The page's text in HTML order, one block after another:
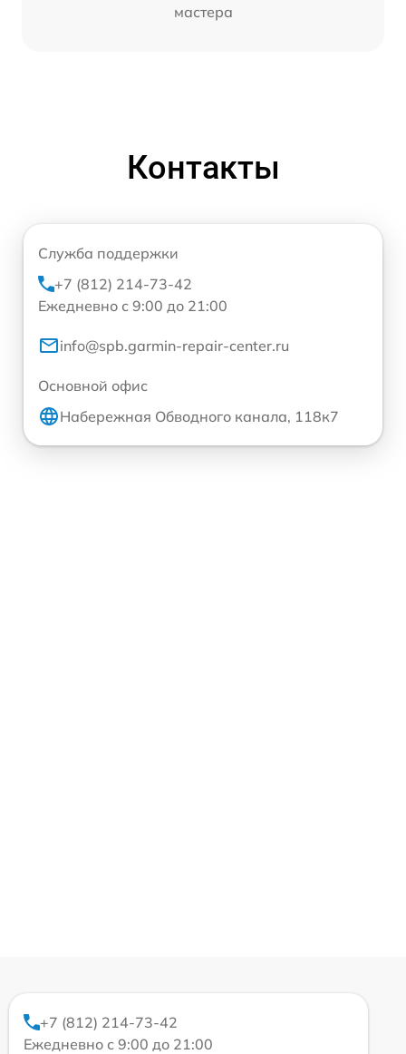
мастера
Контакты
Служба поддержки
+7 (812) 214-73-42
Ежедневно с 9:00 до 21:00
info@spb.garmin-repair-center.ru
Основной офис
Набережная Обводного канала, 118к7
+7 (812) 214-73-42
Ежедневно с 9:00 до 21:00